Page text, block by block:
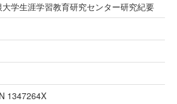
大学生涯学習教育研究センター研究紀要
1347264X